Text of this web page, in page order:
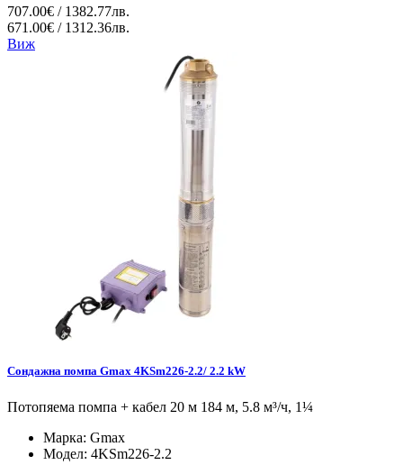
707.00€ / 1382.77лв.
671.00€ / 1312.36лв.
Виж
Сондажна помпа Gmax 4KSm226-2.2/ 2.2 kW
Потопяема помпа + кабел 20 м 184 м, 5.8 м³/ч, 1¼
Марка: Gmax
Модел: 4KSm226-2.2